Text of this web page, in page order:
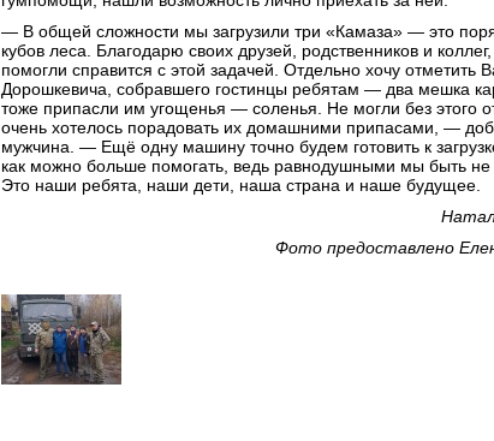
— В общей сложности мы загрузили три «Камаза» — это
кубов леса. Благодарю своих друзей, родственников и
помогли справится с этой задачей. Отдельно хочу отметить
Дорошкевича, собравшего гостинцы ребятам — два мешка
тоже припасли им угощенья — соленья. Не могли без этого
очень хотелось порадовать их домашними припасами, —
мужчина. — Ещё одну машину точно будем готовить к
как можно больше помогать, ведь равнодушными мы быть не
Это наши ребята, наши дети, наша страна и наше будущее.
Фото предоставлено